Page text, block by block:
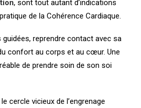
, sont tout autant d’indications
de la Cohérence Cardiaque.
guidées, reprendre contact avec sa
confort au corps et au cœur. Une
de prendre soin de son soi
cercle vicieux de l’engrenage